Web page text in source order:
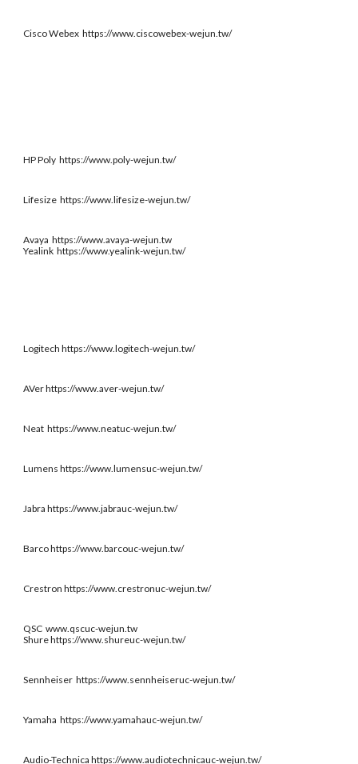
Cisco Webex https://www.ciscowebex-wejun.tw/
HP Poly https://www.poly-wejun.tw/
Lifesize https://www.lifesize-wejun.tw/
Avaya https://www.avaya-wejun.tw
Yealink https://www.yealink-wejun.tw/
Logitech https://www.logitech-wejun.tw/
AVer https://www.aver-wejun.tw/
Neat https://www.neatuc-wejun.tw/
Lumens https://www.lumensuc-wejun.tw/
Jabra https://www.jabrauc-wejun.tw/
Barco https://www.barcouc-wejun.tw/
Crestron https://www.crestronuc-wejun.tw/
QSC www.qscuc-wejun.tw
Shure https://www.shureuc-wejun.tw/
Sennheiser https://www.sennheiseruc-wejun.tw/
Yamaha https://www.yamahauc-wejun.tw/
Audio-Technica https://www.audiotechnicauc-wejun.tw/